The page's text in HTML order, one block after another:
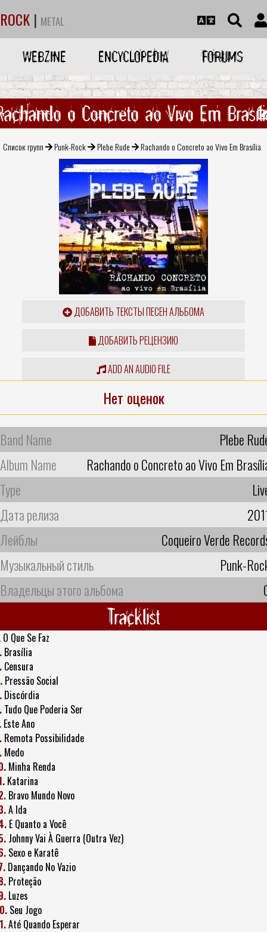
ROCK | METAL
WEBZINE ENCYCLOPEDIA FORUMS
o Concreto ao Vivo Em
Список групп Punk-Rock Plebe Rude Rachando o Concreto ao Vivo Em Brasília
ДОБАВИТЬ ТЕКСТЫ ПЕСЕН АЛЬБОМА
ДОБАВИТЬ РЕЦЕНЗИЮ
ADD AN AUDIO FILE
Нет оценок
Band Name
Plebe
Album Name
Rachando o Concreto ao Vivo Em
Type
Дата релиза
Лейблы
Coqueiro Verde
Музыкальный стиль
Punk-
Владельцы этого альбома
Tracklist
O Que Se Faz
Brasília
Censura
Pressão Social
Discórdia
Tudo Que Poderia Ser
Este Ano
Remota Possibilidade
Medo
Minha Renda
Katarina
Bravo Mundo Novo
A Ida
E Quanto a Você
Johnny Vai À Guerra (Outra Vez)
Sexo e Karatê
Dançando No Vazio
Proteção
Luzes
Seu Jogo
Até Quando Esperar